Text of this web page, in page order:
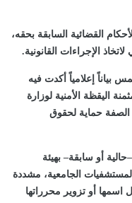
القضائية السابقة بحقه،
الإجراءات القانونية.
إعلامياً أكدت فيه
اليقظة الأمنية لوزارة
الصفة حماية لحقوق
أو سابقة– بهيئة
الجامعية، مشددة
اسمها أو تزوير محرراتها